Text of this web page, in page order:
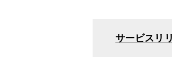
サービスリ